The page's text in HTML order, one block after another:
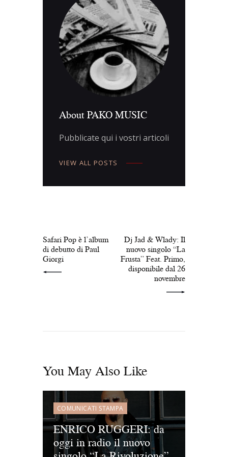
About PAKO MUSIC
Pubblicate qui i vostri articoli
VIEW ALL POSTS
Safari Pop è l’album
di debutto di Paul
Giorgi
Dj Jad & Wlady: Il
nuovo singolo “La
Frusta” Feat. Primo,
disponibile dal 26
novembre
You May Also Like
COMUNICATI STAMPA
ENRICO RUGGERI: da
oggi in radio il nuovo